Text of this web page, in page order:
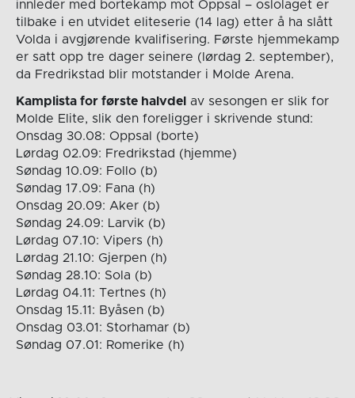
innleder med bortekamp mot Oppsal – oslolaget er
tilbake i en utvidet eliteserie (14 lag) etter å ha slått
Volda i avgjørende kvalifisering. Første hjemmekamp
er satt opp tre dager seinere (lørdag 2. september),
da Fredrikstad blir motstander i Molde Arena.
Kamplista for første halvdel av sesongen er slik for
Molde Elite, slik den foreligger i skrivende stund:
Onsdag 30.08: Oppsal (borte)
Lørdag 02.09: Fredrikstad (hjemme)
Søndag 10.09: Follo (b)
Søndag 17.09: Fana (h)
Onsdag 20.09: Aker (b)
Søndag 24.09: Larvik (b)
Lørdag 07.10: Vipers (h)
Lørdag 21.10: Gjerpen (h)
Søndag 28.10: Sola (b)
Lørdag 04.11: Tertnes (h)
Onsdag 15.11: Byåsen (b)
Onsdag 03.01: Storhamar (b)
Søndag 07.01: Romerike (h)